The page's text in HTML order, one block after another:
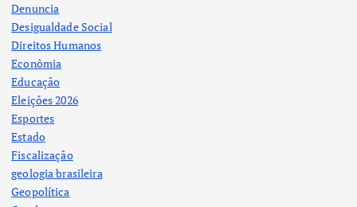
Denuncia
Desigualdade Social
Direitos Humanos
Econômia
Educação
Eleições 2026
Esportes
Estado
Fiscalização
geologia brasileira
Geopolítica